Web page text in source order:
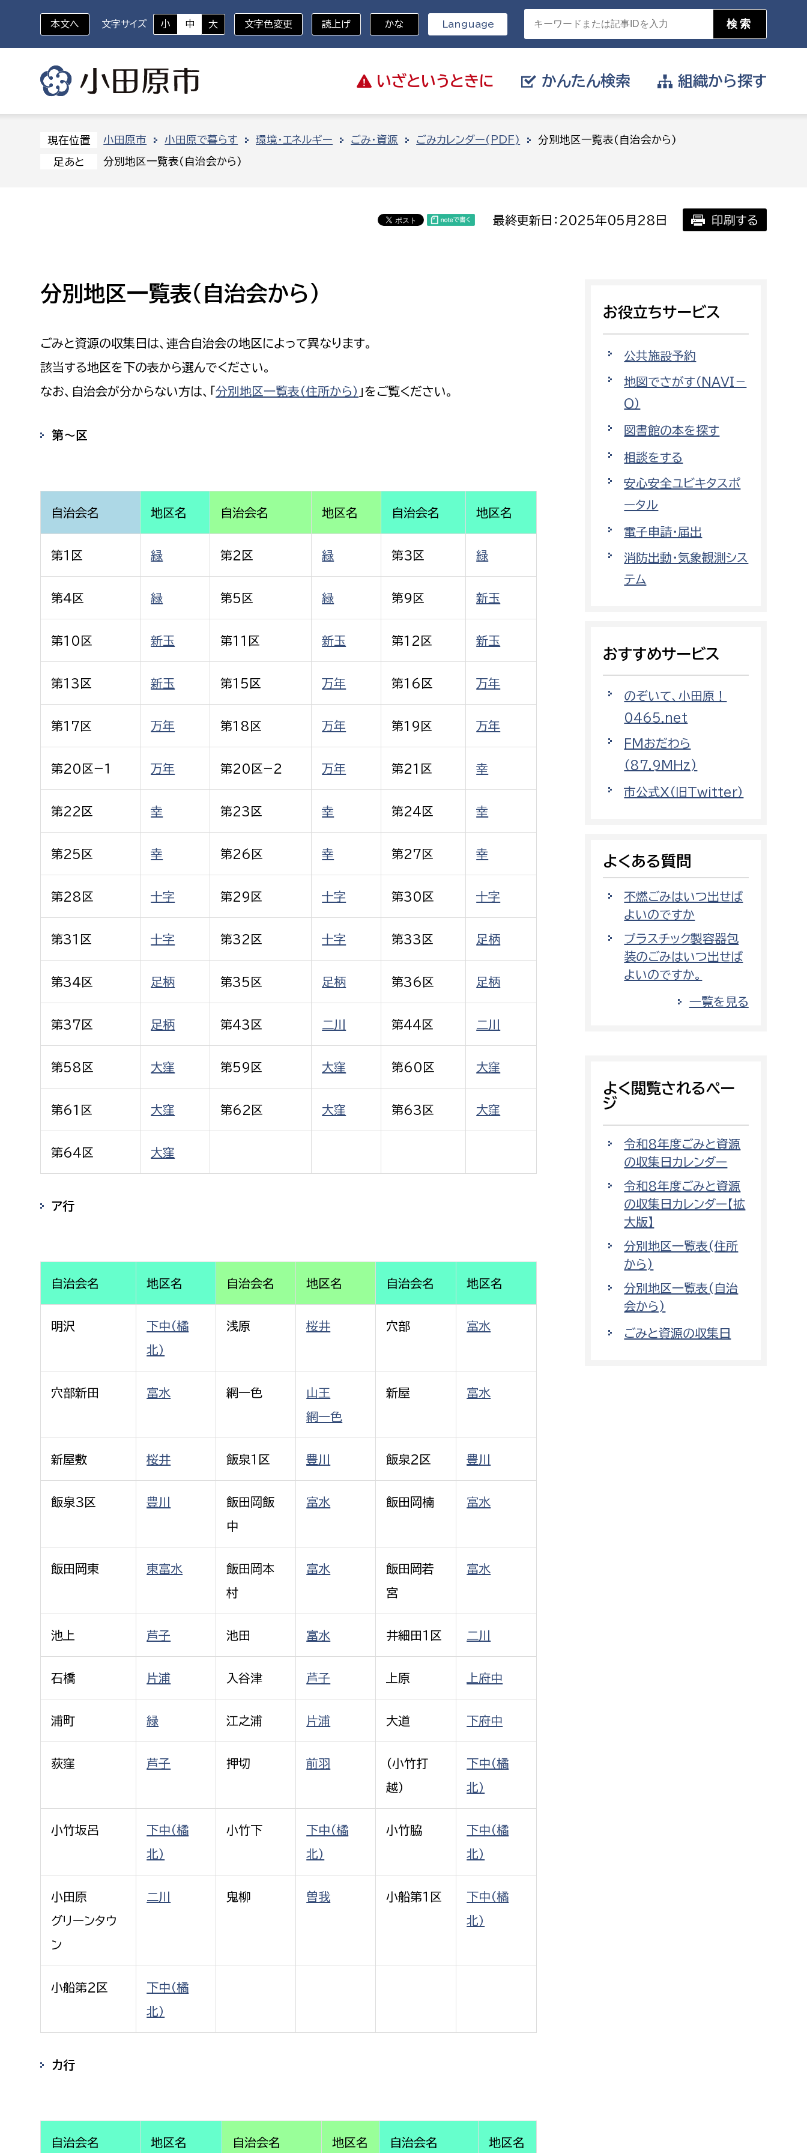
いざと いうときに
いざというときに
かんたん検索
対象者を選択
高校生・大学生など
妊産婦
高齢者
事業者
求職者
外国人
ペット
分野を選択
防災・安全
環境・エネルギー
地域経済
市民活動・地域づくり
観光
消防
病院
目的を選択
届け出や申請をしたい
支払いをしたい
働きたい
小田原のことを知りたい
イベント・講座などに参加したい
まちづくりに関わりたい
組織から探す
組織から探す
部に属さない室 企画部
職員課
地域政策課
人権・男女共同参画課
防災対策課
文化政策課
小田原城総合管理事務所
環境部
環境政策課
ゼロカーボン推進課
環境保護課
福祉健康部
福祉政策課
高齢介護課
保険課
子ども若者部
子ども政策課
保育課
経済部
産業政策課
農政課
都市政策課
建設部
国県事業推進課
道水路整備課
建築課
会計管理者 市立総合医療センター
病院管理局：経営管理課
病院管理局：医事課
消防総務課
予防課
警防計画課
情報司令課
警防第2課
上下水道局
経営総務課
給排水業務課
水道整備課
下水道整備課
浄水管理課
教育部
教育総務課
保健給食課
教育指導課
選挙管理委員会事務局
選挙管理委員会事務局
監査事務局
監査事務局
農業委員会事務局 議会総務課
本文へ 文字サイズ 小 中 大 文字色変更 読上げ かな Language
現在位置 小田原市 小田原で暮らす 環境・エネルギー ごみ・資源 ごみカレンダー(PDF) 分別地区一覧表(自治会から)
足あと 分別地区一覧表(自治会から)
最終更新日：2025年05月28日 印刷する
分別地区一覧表（自治会から）
ごみと資源の収集日は、連合自治会の地区によって異なります。
該当する地区を下の表から選んでください。
なお、自治会が分からない方は、「分別地区一覧表（住所から） 」をご覧ください。
第〜区
自治会名 地区名 自治会名 地区名 自治会名 地区名
第１区 緑 第２区 緑 第３区 緑
第４区 緑 第５区 緑 第９区 新玉
第10区 新玉 第11区 新玉 第12区 新玉
第13区 新玉 第15区 万年 第16区 万年
第17区 万年 第18区 万年 第19区 万年
第20区−１ 万年 第20区−２ 万年 第21区 幸
第22区 幸 第23区 幸 第24区 幸
第25区 幸 第26区 幸 第27区 幸
第28区 十字 第29区 十字 第30区 十字
第31区 十字 第32区 十字 第33区 足柄
第34区 足柄 第35区 足柄 第36区 足柄
第37区 足柄 第43区 二川 第44区 二川
第58区 大窪 第59区 大窪 第60区 大窪
第61区 大窪 第62区 大窪 第63区 大窪
第64区 大窪
ア行
自治会名 地区名 自治会名 地区名 自治会名 地区名
明沢
下中（橘
北）
浅原 桜井 穴部 富水
穴部新田 富水 網一色
山王
網一色
新屋 富水
新屋敷 桜井 飯泉１区 豊川 飯泉２区 豊川
飯泉３区 豊川
飯田岡飯
中
富水 飯田岡楠 富水
飯田岡東 東富水
飯田岡本
村
富水
飯田岡若
宮
富水
池上 芦子 池田 富水 井細田１区 二川
石橋 片浦 入谷津 芦子 上原 上府中
浦町 緑 江之浦 片浦 大道 下府中
荻窪 芦子 押切 前羽
（小竹打
越）
下中（橘
北）
小竹坂呂
下中（橘
北）
小竹下
下中（橘
北）
小竹脇
下中（橘
北）
小田原
グリーンタウ
ン
二川 鬼柳 曽我 小船第１区
下中（橘
北）
小船第２区
下中（橘
北）
カ行
自治会名 地区名 自治会名 地区名 自治会名 地区名
お役立ちサービス
公共施設予約
地図でさがす（NAVI－
O）
図書館の本を探す
相談をする
安心安全ユビキタスポ
ータル
電子申請・届出
消防出動・気象観測シス
テム
おすすめサービス
のぞいて、小田原！
0465.net
FMおだわら
（87.9MHz)
市公式X（旧Twitter）
よくある質問
不燃ごみはいつ出せば
よいのですか
プラスチック製容器包
装のごみはいつ出せば
よいのですか。
一覧を見る
よく閲覧されるペー
ジ
令和8年度ごみと資源
の収集日カレンダー
令和8年度ごみと資源
の収集日カレンダー【拡
大版】
分別地区一覧表(住所
から)
分別地区一覧表(自治
会から)
ごみと資源の収集日